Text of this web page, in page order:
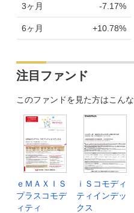
3ヶ月 -7.17%
6ヶ月 +10.78%
注目ファンド
このファンドを見た方はこん
ｅＭＡＸＩＳ
プラスコモデ
ィティ
ｉＳコモディ
ティインデッ
クス